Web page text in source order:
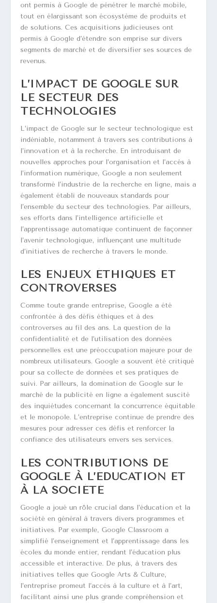
ont permis à Google de pénétrer le marché mobile,
tout en élargissant son écosystème de produits et
de solutions. Ces acquisitions judicieuses ont
permis à Google d’étendre son emprise sur divers
segments de marché et de diversifier ses sources de
revenus.
L’IMPACT DE GOOGLE SUR
LE SECTEUR DES
TECHNOLOGIES
L’impact de Google sur le secteur technologique est
indéniable, notamment à travers ses contributions à
l’innovation et à la recherche. En introduisant de
nouvelles approches pour l’organisation et l’accès à
l’information numérique, Google a non seulement
transformé l’industrie de la recherche en ligne, mais a
également établi de nouveaux standards pour
l’ensemble du secteur des technologies. Par ailleurs,
ses efforts dans l’intelligence artificielle et
l’apprentissage automatique continuent de façonner
l’avenir technologique, influençant une multitude
d’initiatives de recherche à travers le monde.
LES ENJEUX ÉTHIQUES ET
CONTROVERSES
Comme toute grande entreprise, Google a été
confrontée à des défis éthiques et à des
controverses au fil des ans. La question de la
confidentialité et de l’utilisation des données
personnelles est une préoccupation majeure pour de
nombreux utilisateurs. Google a souvent été critiqué
pour sa collecte de données et ses pratiques de
suivi. Par ailleurs, la domination de Google sur le
marché de la publicité en ligne a également suscité
des inquiétudes concernant la concurrence équitable
et le monopole. L’entreprise continue de prendre des
mesures pour adresser ces défis et renforcer la
confiance des utilisateurs envers ses services.
LES CONTRIBUTIONS DE
GOOGLE À L’ÉDUCATION ET
À LA SOCIÉTÉ
Google a joué un rôle crucial dans l’éducation et la
société en général à travers divers programmes et
initiatives. Par exemple, Google Classroom a
simplifié l’enseignement et l’apprentissage dans les
écoles du monde entier, rendant l’éducation plus
accessible et interactive. De plus, à travers des
initiatives telles que Google Arts & Culture,
l’entreprise promeut l’accès à la culture et à l’art,
facilitant ainsi une plus grande compréhension et